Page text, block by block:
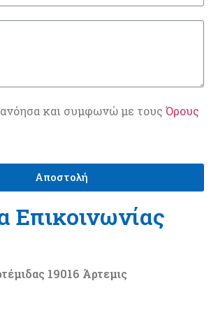
και συμφωνώ με τους Όρους
Αποστολή
Επικοινωνίας
19016 Άρτεμις